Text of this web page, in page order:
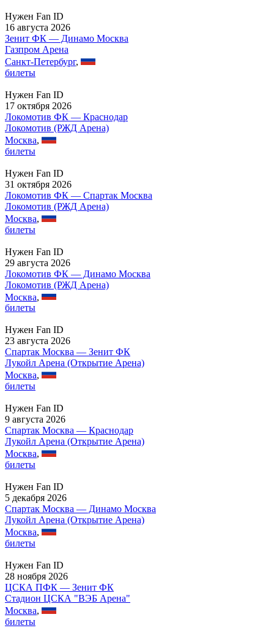
Нужен Fan ID
16 августа 2026
Зенит ФК — Динамо Москва
Газпром Арена
Санкт-Петербург,
билеты
Нужен Fan ID
17 октября 2026
Локомотив ФК — Краснодар
Локомотив (РЖД Арена)
Москва,
билеты
Нужен Fan ID
31 октября 2026
Локомотив ФК — Спартак Москва
Локомотив (РЖД Арена)
Москва,
билеты
Нужен Fan ID
29 августа 2026
Локомотив ФК — Динамо Москва
Локомотив (РЖД Арена)
Москва,
билеты
Нужен Fan ID
23 августа 2026
Спартак Москва — Зенит ФК
Лукойл Арена (Открытие Арена)
Москва,
билеты
Нужен Fan ID
9 августа 2026
Спартак Москва — Краснодар
Лукойл Арена (Открытие Арена)
Москва,
билеты
Нужен Fan ID
5 декабря 2026
Спартак Москва — Динамо Москва
Лукойл Арена (Открытие Арена)
Москва,
билеты
Нужен Fan ID
28 ноября 2026
ЦСКА ПФК — Зенит ФК
Стадион ЦСКА "ВЭБ Арена"
Москва,
билеты